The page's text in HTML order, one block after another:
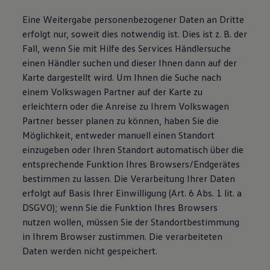
Eine Weitergabe personenbezogener Daten an Dritte
erfolgt nur, soweit dies notwendig ist. Dies ist z. B. der
Fall, wenn Sie mit Hilfe des Services Händlersuche
einen Händler suchen und dieser Ihnen dann auf der
Karte dargestellt wird. Um Ihnen die Suche nach
einem Volkswagen Partner auf der Karte zu
erleichtern oder die Anreise zu Ihrem Volkswagen
Partner besser planen zu können, haben Sie die
Möglichkeit, entweder manuell einen Standort
einzugeben oder Ihren Standort automatisch über die
entsprechende Funktion Ihres Browsers/Endgerätes
bestimmen zu lassen. Die Verarbeitung Ihrer Daten
erfolgt auf Basis Ihrer Einwilligung (Art. 6 Abs. 1 lit. a
DSGVO); wenn Sie die Funktion Ihres Browsers
nutzen wollen, müssen Sie der Standortbestimmung
in Ihrem Browser zustimmen. Die verarbeiteten
Daten werden nicht gespeichert.